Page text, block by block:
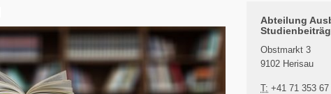
Abteilung
Obstmarkt 3
9102 Herisau
T: +41 71 353 67